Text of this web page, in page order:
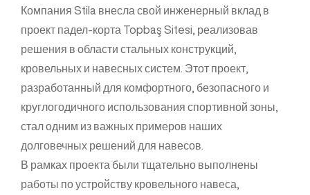
Компания Stila внесла свой инженерный вклад в
проект падел-корта Topbaş Sitesi, реализовав
решения в области стальных конструкций,
кровельных и навесных систем. Этот проект,
разработанный для комфортного, безопасного и
круглогодичного использования спортивной зоны,
стал одним из важных примеров наших
долговечных решений для навесов.
В рамках проекта были тщательно выполнены
работы по устройству кровельного навеса,